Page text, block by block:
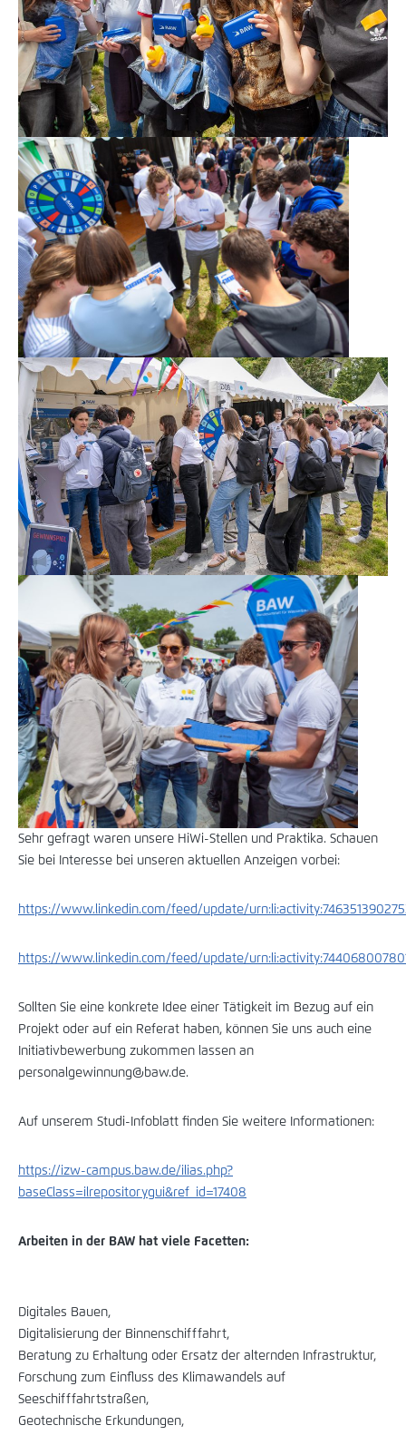
Sehr gefragt waren unsere HiWi-Stellen und Praktika. Schauen
Sie bei Interesse bei unseren aktuellen Anzeigen vorbei:
https://www.linkedin.com/feed/update/
https://www.linkedin.com/feed/update/
Sollten Sie eine konkrete Idee einer Tätigkeit im Bezug auf ein
Projekt oder auf ein Referat haben, können Sie uns auch eine
Initiativbewerbung zukommen lassen an
personalgewinnung@baw.de.
Auf unserem Studi-Infoblatt finden Sie weitere Informationen:
https://izw-campus.baw.de/ilias.php?
baseClass=ilrepositorygui&ref_id=17408
Arbeiten in der BAW hat viele Facetten:
Digitales Bauen,
Digitalisierung der Binnenschifffahrt,
Beratung zu Erhaltung oder Ersatz der alternden Infrastruktur,
Forschung zum Einfluss des Klimawandels auf
Seeschifffahrtstraßen,
Geotechnische Erkundungen,